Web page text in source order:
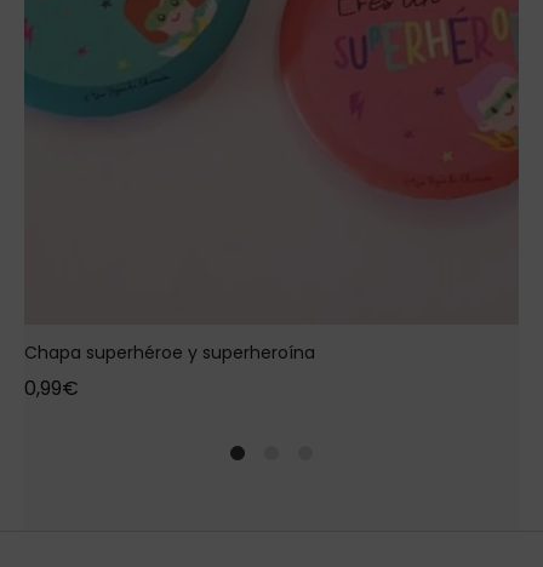
Chapa superhéroe y superheroína
0,99€